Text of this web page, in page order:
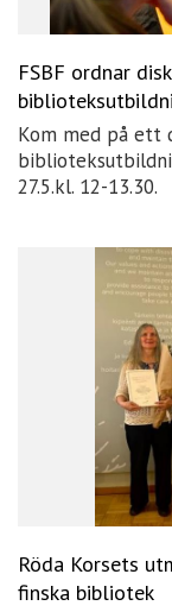
FSBF ordnar
Kom med på ett
27.5.kl. 12-13.30.
Röda Korsets
finska bibliotek